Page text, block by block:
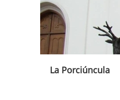
La Porciúncula